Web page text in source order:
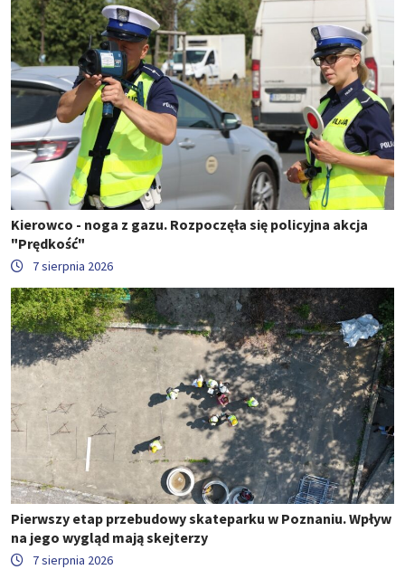
Kierowco - noga z gazu. Rozpoczęła się policyjna akcja
"Prędkość"
7 sierpnia 2026
Pierwszy etap przebudowy skateparku w Poznaniu. Wpływ
na jego wygląd mają skejterzy
7 sierpnia 2026